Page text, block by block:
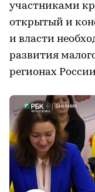
участниками
открытый и
и власти
развития
регионах